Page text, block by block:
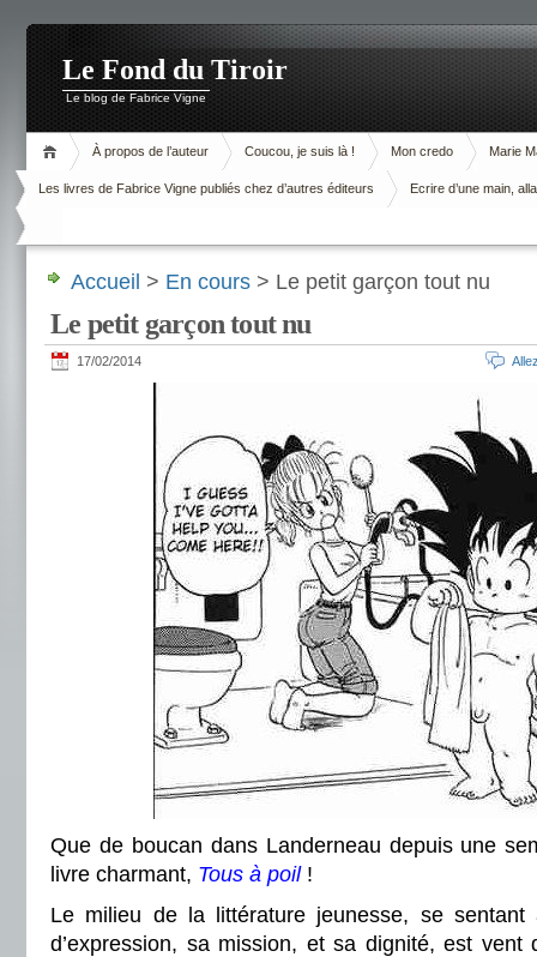
Le Fond du Tiroir
Le blog de Fabrice Vigne
À propos de l’auteur Coucou, je suis là ! Mon credo Marie
Les livres de Fabrice Vigne publiés chez d’autres éditeurs Ecrire d’une main,
Accueil > En cours > Le petit garçon tout nu
Le petit garçon tout nu
17/02/2014
Que de boucan dans Landerneau depuis une
livre charmant, Tous à poil!
Le milieu de la littérature jeunesse, se sentant
d’expression, sa mission, et sa dignité, est vent